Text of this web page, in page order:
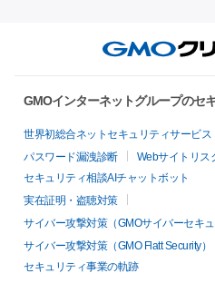
GMOインターネットグループのセ
世界初総合ネットセキュリティサービス
パスワード漏洩診断
Webサイトリス
セキュリティ相談AIチャットボット
実在証明・盗聴対策
サイバー攻撃対策（GMOサイバーセキュ
サイバー攻撃対策（GMO Flatt Security）
セキュリティ事業の軌跡